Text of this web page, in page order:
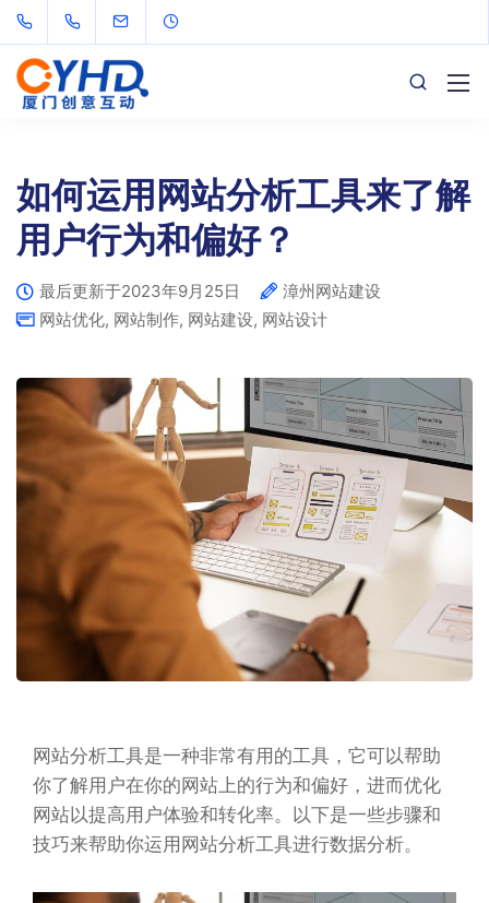
如何运用网站分析工具来了解
用户行为和偏好？
最后更新于2023年9月25日
漳州网站建设
网站优化, 网站制作, 网站建设, 网站设计
网站分析工具是一种非常有用的工具，它可以帮助
你了解用户在你的网站上的行为和偏好，进而优化
网站以提高用户体验和转化率。以下是一些步骤和
技巧来帮助你运用网站分析工具进行数据分析。